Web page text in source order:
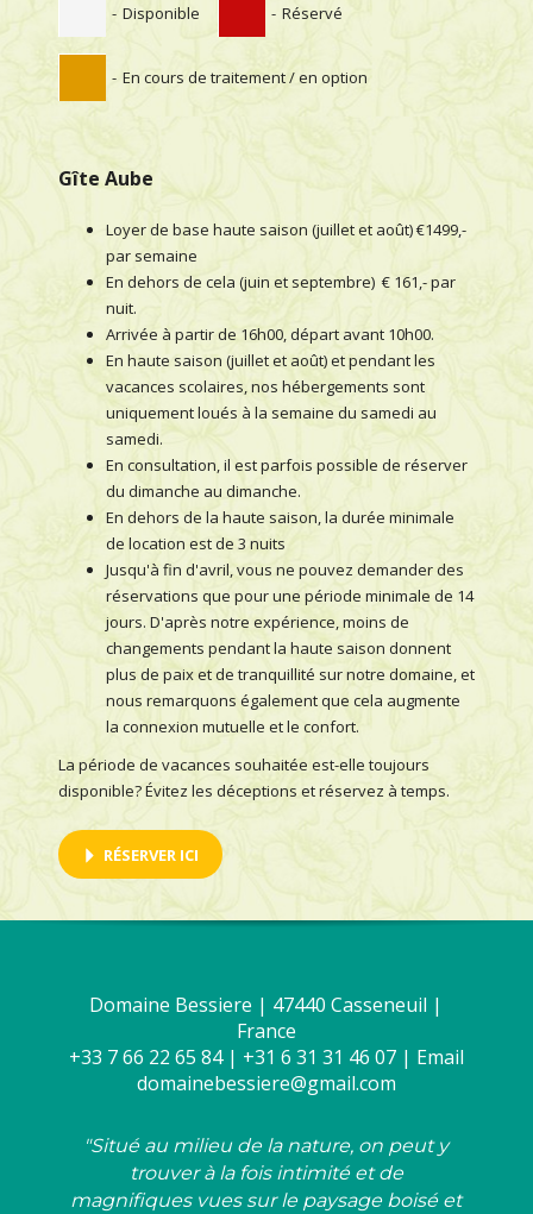
- Disponible - Réservé
- En cours de traitement / en option
Gîte Aube
Loyer de base haute saison (juillet et août) €1499,-
par semaine
En dehors de cela (juin et septembre) € 161,- par
nuit.
Arrivée à partir de 16h00, départ avant 10h00.
En haute saison (juillet et août) et pendant les
vacances scolaires, nos hébergements sont
uniquement loués à la semaine du samedi au
samedi.
En consultation, il est parfois possible de réserver
du dimanche au dimanche.
En dehors de la haute saison, la durée minimale
de location est de 3 nuits
Jusqu'à fin d'avril, vous ne pouvez demander des
réservations que pour une période minimale de 14
jours. D'après notre expérience, moins de
changements pendant la haute saison donnent
plus de paix et de tranquillité sur notre domaine, et
nous remarquons également que cela augmente
la connexion mutuelle et le confort.
La période de vacances souhaitée est-elle toujours
disponible? Évitez les déceptions et réservez à temps.
RÉSERVER ICI
Domaine Bessiere | 47440 Casseneuil |
France
+33 7 66 22 65 84 | +31 6 31 31 46 07 | Email
domainebessiere@gmail.com
"Situé au milieu de la nature, on peut y
trouver à la fois intimité et de
magnifiques vues sur le paysage boisé et